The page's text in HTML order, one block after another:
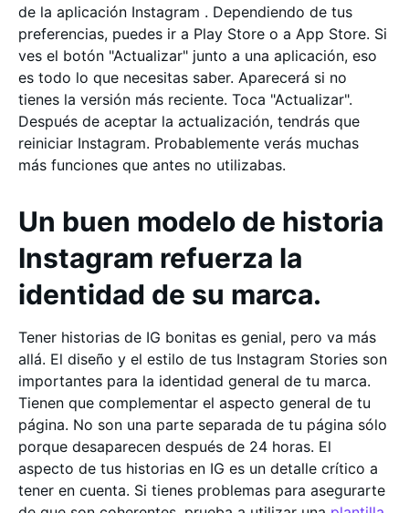
de la aplicación Instagram . Dependiendo de tus
preferencias, puedes ir a Play Store o a App Store. Si
ves el botón "Actualizar" junto a una aplicación, eso
es todo lo que necesitas saber. Aparecerá si no
tienes la versión más reciente. Toca "Actualizar".
Después de aceptar la actualización, tendrás que
reiniciar Instagram. Probablemente verás muchas
más funciones que antes no utilizabas.
Un buen modelo de historia
Instagram refuerza la
identidad de su marca.
Tener historias de IG bonitas es genial, pero va más
allá. El diseño y el estilo de tus Instagram Stories son
importantes para la identidad general de tu marca.
Tienen que complementar el aspecto general de tu
página. No son una parte separada de tu página sólo
porque desaparecen después de 24 horas. El
aspecto de tus historias en IG es un detalle crítico a
tener en cuenta. Si tienes problemas para asegurarte